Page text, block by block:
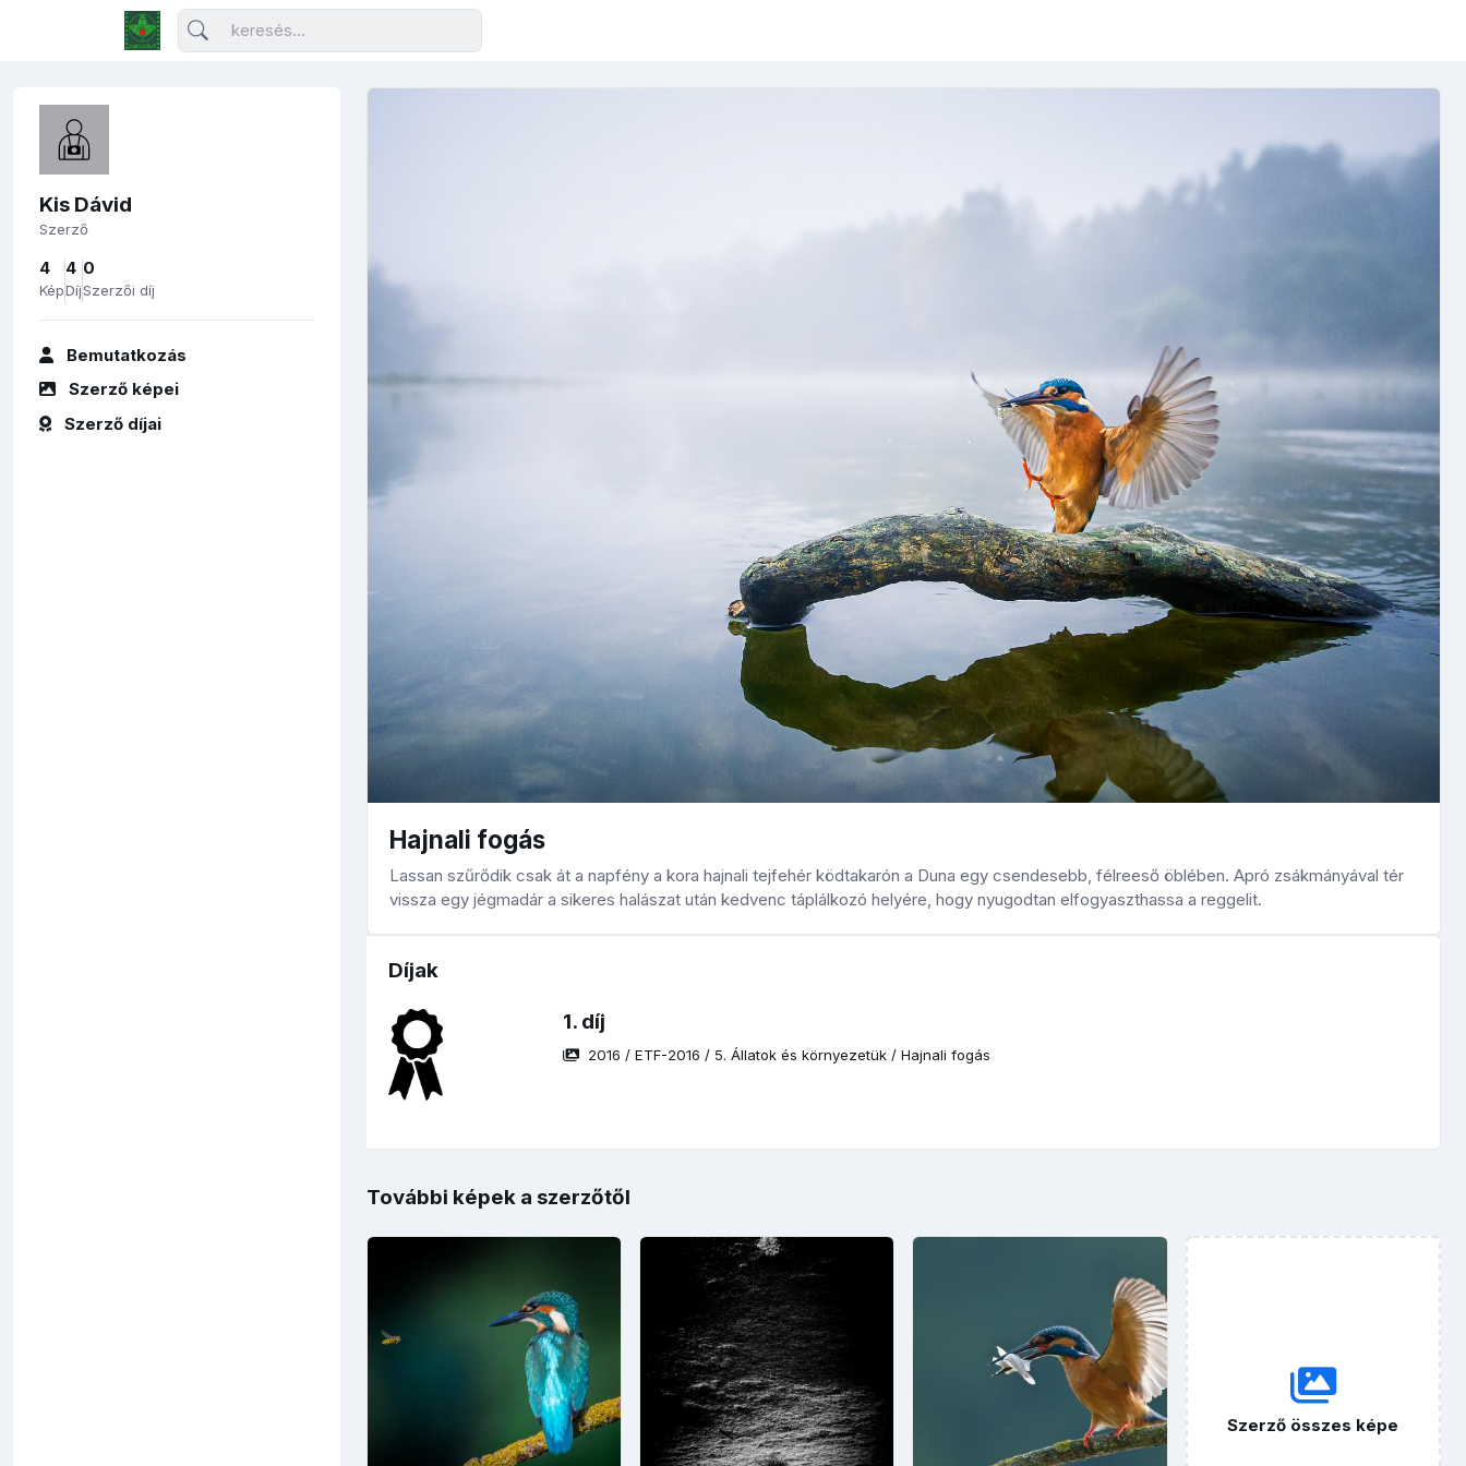
Kis Dávid
Szerző
4
Kép
4
Díj
0
Szerzői díj
Bemutatkozás
Szerző képei
Szerző díjai
Hajnali fogás
Lassan szűrődik csak át a napfény a kora hajnali tejfehér ködtakarón a Duna egy csendesebb, félreeső öblében. Apró zsákmányával tér
vissza egy jégmadár a sikeres halászat után kedvenc táplálkozó helyére, hogy nyugodtan elfogyaszthassa a reggelit.
Díjak
1. díj
2016 / ETF-2016 / 5. Állatok és környezetük/ Hajnali fogás
További képek a szerzőtől
Szerző összes képe